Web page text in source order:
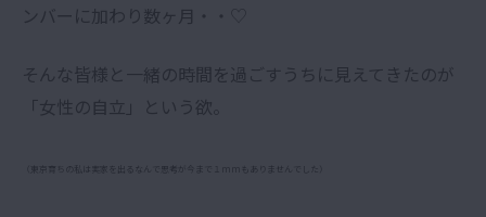
ンバーに加わり数ヶ月・・♡
そんな皆様と一緒の時間を過ごすうちに見えてきたのが
「女性の自立」という欲。
（東京育ちの私は実家を出るなんで思考が今まで１mmもありませんでした）